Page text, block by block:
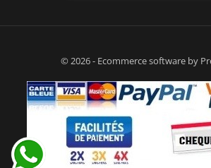
© 2026 - Ecommerce software by